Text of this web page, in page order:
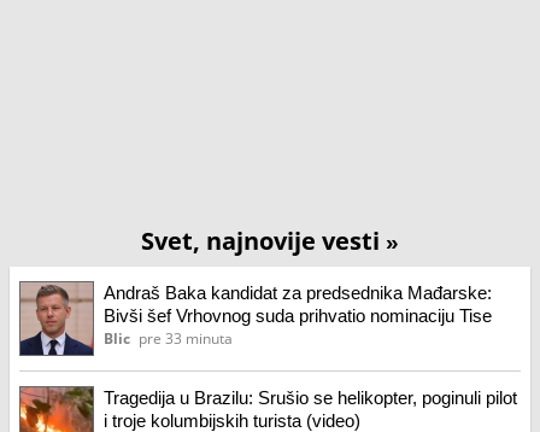
Svet, najnovije vesti »
Andraš Baka kandidat za predsednika Mađarske:
Bivši šef Vrhovnog suda prihvatio nominaciju Tise
Blic pre 33 minuta
Tragedija u Brazilu: Srušio se helikopter, poginuli pilot
i troje kolumbijskih turista (video)